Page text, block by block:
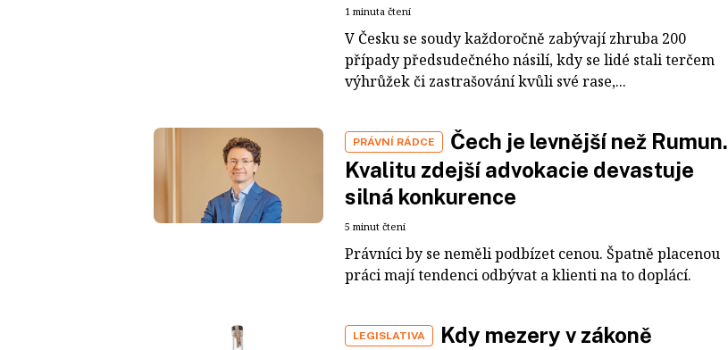
1 minuta čtení
V Česku se soudy každoročně zabývají zhruba 200
případy předsudečného násilí, kdy se lidé stali terčem
výhrůžek či zastrašování kvůli své rase,...
PRÁVNÍ RÁDCE
Čech je levnější než Rumun.
Kvalitu zdejší advokacie devastuje
silná konkurence
5 minut čtení
Právníci by se neměli podbízet cenou. Špatně placenou
práci mají tendenci odbývat a klienti na to doplácí.
LEGISLATIVA
Kdy mezery v zákoně